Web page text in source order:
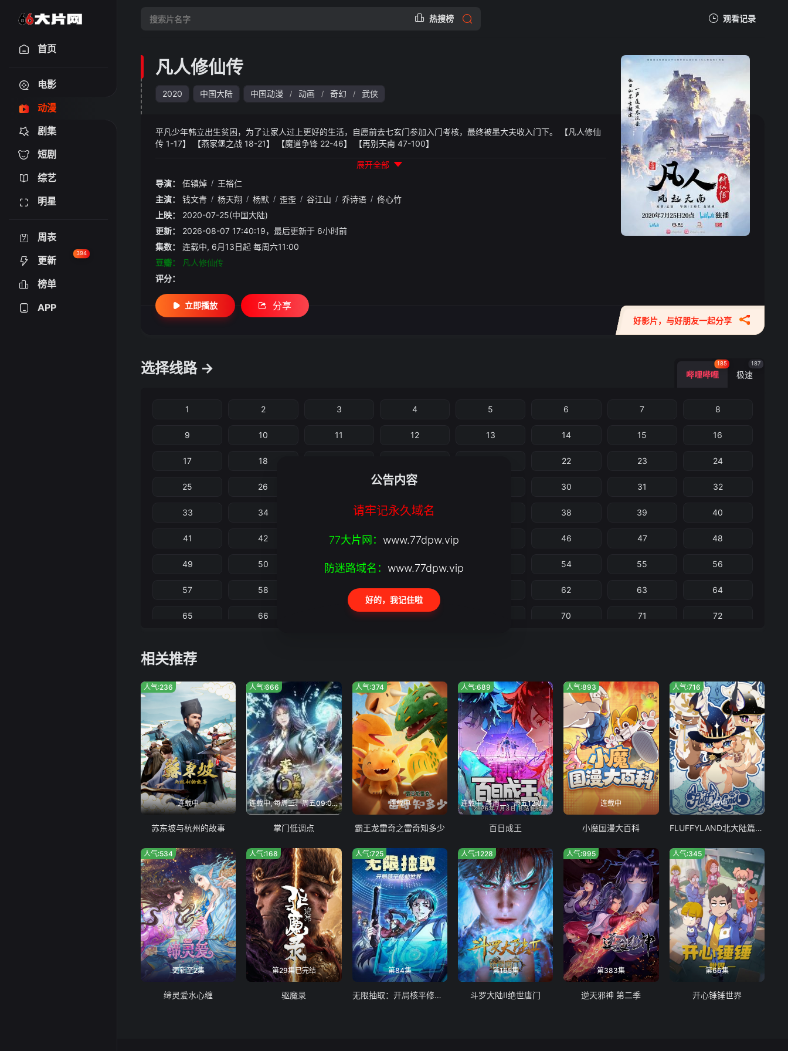
热搜榜 观看记录
暂无观看影片的记录
首页
电影
动漫
剧集
短剧
综艺
明星
周表
更新
394
榜单
APP
凡人修仙传
2020 中国大陆 中国动漫 / 动画 / 奇幻 / 武侠
平凡少年韩立出生贫困，为了让家人过上更好的生活，自愿前去七玄门参加入门考核，最终被墨大夫收入门下。 【凡人修仙
传 1-17】 【燕家堡之战 18-21】 【魔道争锋 22-46】 【再别天南 47-100】
展开全部
导演：
伍镇焯 / 王裕仁
主演：
钱文青 / 杨天翔 / 杨默 / 歪歪 / 谷江山 / 乔诗语 / 佟心竹
上映：
2020-07-25(中国大陆)
更新：
2026-08-07 17:40:19，最后更新于 6小时前
集数：
连载中, 6月13日起 每周六11:00
豆瓣：
凡人修仙传
评分：
好影片，与好朋友一起分享
立即播放 分享
选择线路 → 哔哩哔哩
185
极速
187
1 2 3 4 5 6 7 8
9 10 11 12 13 14 15 16
17 18 22 23 24
25 26 28 30 31 32
33 34 36 38 39 40
41 42 43 44 46 47 48
49 50 51 52 54 55 56
57 58 60 62 63 64
65 66 68 70 71 72
81
89 90 91 92 93 94 95 96
97 98 99 100 101 103 104
105 106 107 108 109 110 111 112
113 114 115 116 117 118 119 120
121 122 123 124 125 126 127 128
129 132 135 136
137 138 139 140 141 142 143 144
145 146 147 148 149 151 152
153 154 155 156 157 158 159 160
161 162 163 164 165 166 167 168
169 170 171 172 173 175 176
177 178 179 180 181 182 183 184
185
相关推荐
连载中
人气:236
苏东坡与杭州的故事
连载中, 每周二、周五09:00更新
人气:666
掌门低调点
连载中
人气:374
霸王龙雷奇之雷奇知多少
连载中, 每周二、周五12:00更新
人气:689
百日成王
连载中
人气:893
小魔国漫大百科
连载中
人气:716
FLUFFYLAND北大陆篇动态漫
更新至2集
人气:534
缔灵爱水心缠
第29集已完结
人气:168
驱魔录
第84集
人气:725
无限抽取：开局核平修仙世界
第165集
人气:1228
斗罗大陆II绝世唐门
第383集
人气:995
逆天邪神 第二季
第66集
人气:345
开心锤锤世界
公告内容
请牢记永久域名
77大片网： www.77dpw.vip
防迷路域名： www.77dpw.vip
好的，我记住啦